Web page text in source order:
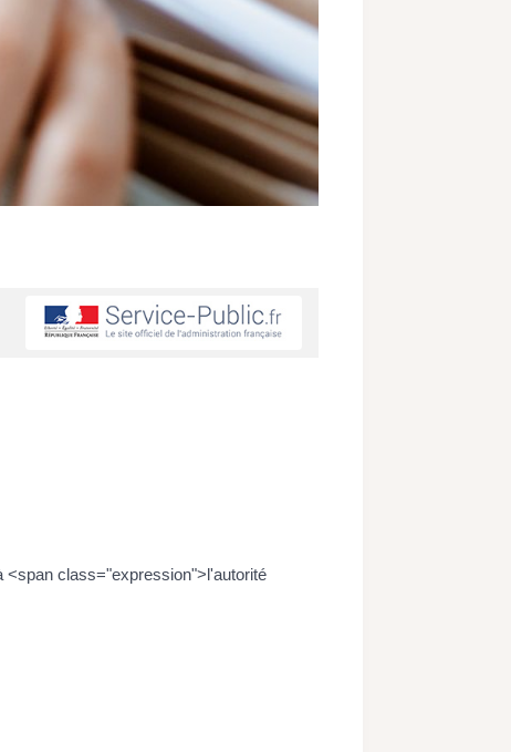
<span class="expression">l'autorité